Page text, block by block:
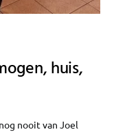
huis,
nooit van Joel